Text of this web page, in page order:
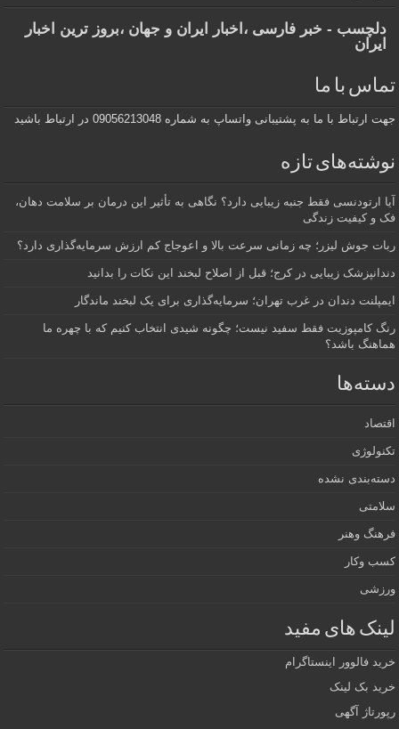
دلچسب - خبر فارسی ،اخبار ایران و جهان ،بروز ترین اخبار
ایران
تماس با ما
جهت ارتباط با ما به پشتیبانی واتساپ به شماره 09056213048 در ارتباط باشید
نوشته‌های تازه
آیا ارتودنسی فقط جنبه زیبایی دارد؟ نگاهی به تأثیر این درمان بر سلامت دهان،
فک و کیفیت زندگی
ربات جوش لیزر؛ چه زمانی سرعت بالا و اعوجاج کم ارزش سرمایه‌گذاری دارد؟
دندانپزشک زیبایی در کرج؛ قبل از اصلاح لبخند این نکات را بدانید
ایمپلنت دندان در غرب تهران؛ سرمایه‌گذاری برای یک لبخند ماندگار
رنگ کامپوزیت فقط سفید نیست؛ چگونه شیدی انتخاب کنیم که با چهره ما
هماهنگ باشد؟
دسته‌ها
اقتصاد
تکنولوژی
دسته‌بندی نشده
سلامتی
فرهنگ وهنر
کسب وکار
ورزشی
لینک های مفید
خرید فالوور اینستاگرام
خرید بک لینک
رپورتاژ آگهی